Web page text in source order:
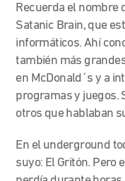
Recuerda el nombre
Satanic Brain, que
informáticos. Ahí
también más
en McDonald´s y a
programas y juegos.
otros que hablaban
En el underground
suyo: El Gritón. Pero